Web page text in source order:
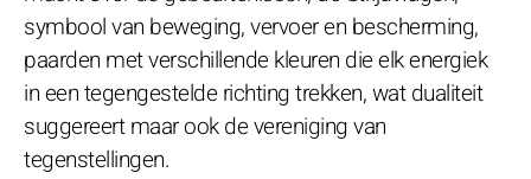
symbool van beweging, vervoer en bescherming,
paarden met verschillende kleuren die elk energiek
in een tegengestelde richting trekken, wat dualiteit
suggereert maar ook de vereniging van
tegenstellingen.